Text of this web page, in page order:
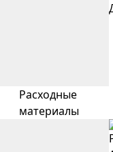
Расходные
материалы